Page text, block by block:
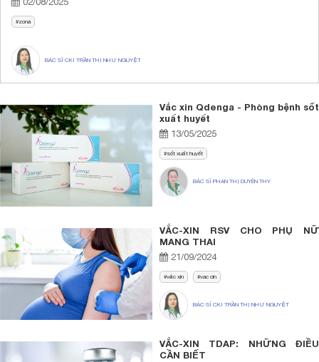
zona
BÁC SĨ CKI TRẦN THỊ NHƯ NGUYỆT
Vắc xin Qdenga - Phòng bệnh sốt
xuất huyết
13/05/2025
sốt xuất huyết
BÁC SĨ PHAN THỊ DUYÊN THY
VẮC-XIN RSV CHO PHỤ NỮ
MANG THAI
21/09/2024
vắc xin vac cin
BÁC SĨ CKI TRẦN THỊ NHƯ NGUYỆT
VẮC-XIN TDAP: NHỮNG ĐIỀU
CẦN BIẾT